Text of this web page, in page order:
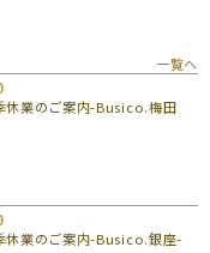
一覧へ
休業のご案内-Busico.梅田
休業のご案内-Busico.銀座-